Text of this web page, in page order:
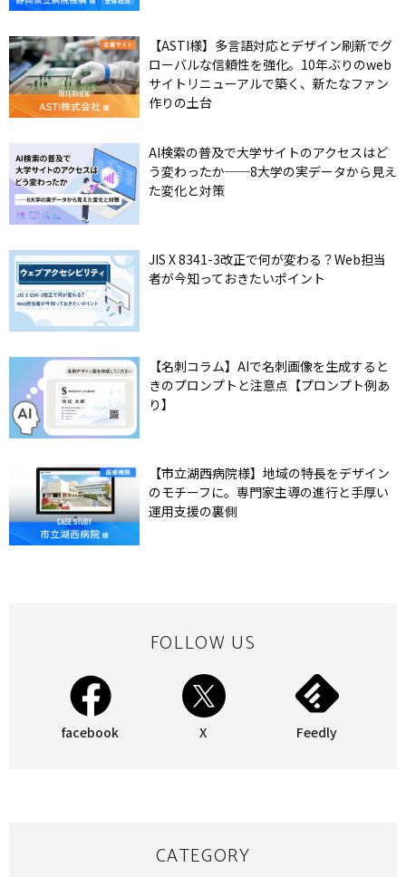
【ASTI様】多言語対応とデザイン刷新でグ
ローバルな信頼性を強化。10年ぶりのweb
サイトリニューアルで築く、新たなファン
作りの土台
AI検索の普及で大学サイトのアクセスはど
う変わったか──8大学の実データから見え
た変化と対策
JIS X 8341-3改正で何が変わる？Web担当
者が今知っておきたいポイント
【名刺コラム】AIで名刺画像を生成すると
きのプロンプトと注意点【プロンプト例あ
り】
【市立湖西病院様】地域の特長をデザイン
のモチーフに。専門家主導の進行と手厚い
運用支援の裏側
FOLLOW US
facebook X Feedly
CATEGORY